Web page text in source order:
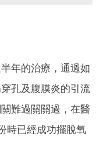
年的治療，通過如
孔及腹膜炎的引流
難過關關過，在醫
時已經成功擺脫氧